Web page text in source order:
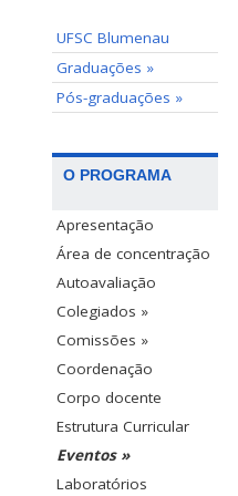
UFSC Blumenau
Graduações »
Pós-graduações »
O PROGRAMA
Apresentação
Área de concentração
Autoavaliação
Colegiados »
Comissões »
Coordenação
Corpo docente
Estrutura Curricular
Eventos »
Laboratórios